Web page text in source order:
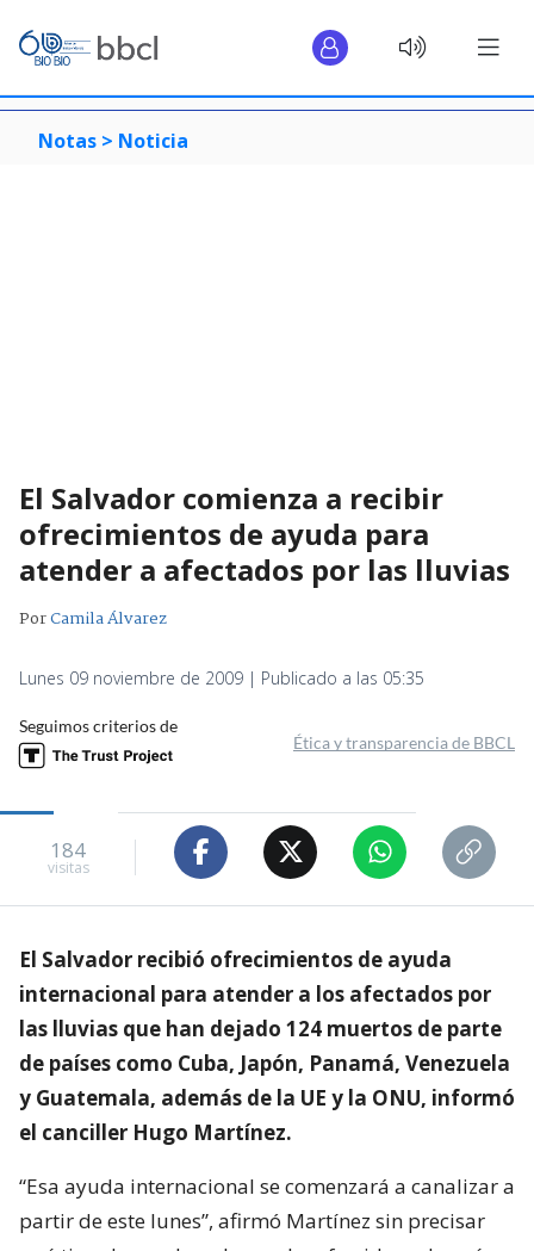
Notas > Noticia
El Salvador comienza a recibir
ofrecimientos de ayuda para
atender a afectados por las lluvias
PorCamila Álvarez
Lunes 09 noviembre de 2009 | Publicado a las 05:35
Seguimos criterios de
Ética y transparencia de BBCL
184
visitas
El Salvador recibió ofrecimientos de ayuda
internacional para atender a los afectados por
las lluvias que han dejado 124 muertos de parte
de países como Cuba, Japón, Panamá, Venezuela
y Guatemala, además de la UE y la ONU, informó
el canciller Hugo Martínez.
“Esa ayuda internacional se comenzará a canalizar a
partir de este lunes”, afirmó Martínez sin precisar